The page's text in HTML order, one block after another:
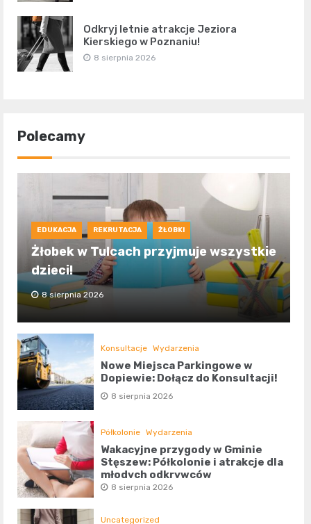
Odkryj letnie atrakcje Jeziora
Kierskiego w Poznaniu!
8 sierpnia 2026
Polecamy
EDUKACJA REKRUTACJA ŻŁOBKI
Żłobek w Tulcach przyjmuje wszystkie
dzieci!
8 sierpnia 2026
Konsultacje Wydarzenia
Nowe Miejsca Parkingowe w
Dopiewie: Dołącz do Konsultacji!
8 sierpnia 2026
Półkolonie Wydarzenia
Wakacyjne przygody w Gminie
Stęszew: Półkolonie i atrakcje dla
młodych odkrywców
8 sierpnia 2026
Uncategorized